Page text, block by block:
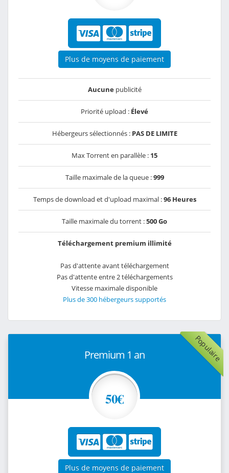
Plus de moyens de paiement
Aucunepublicité
Priorité upload : Élevé
Hébergeurs sélectionnés : PAS DE LIMITE
Max Torrent en parallèle : 15
Taille maximale de la queue :999
Temps de download et d'upload maximal :96 Heures
Taille maximale du torrent :500 Go
Téléchargement premium illimité
Pas d'attente avant téléchargement
Pas d'attente entre 2 téléchargements
Vitesse maximale disponible
Plus de 300 hébergeurs supportés
Populaire
Premium 1 an
50€
Plus de moyens de paiement